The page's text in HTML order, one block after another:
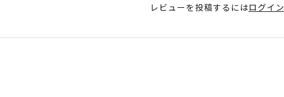
レビューを投稿するにはログイン